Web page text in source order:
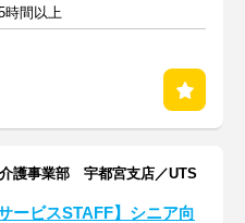
時間以上
護事業部 宇都宮支店／UTS
ービスSTAFF】シニア向